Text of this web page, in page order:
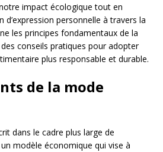
impact écologique tout en
personnelle à travers la
les principes fondamentaux de la
conseils pratiques pour adopter
plus responsable et durable.
de la mode
dans le cadre plus large de
un modèle économique qui vise à